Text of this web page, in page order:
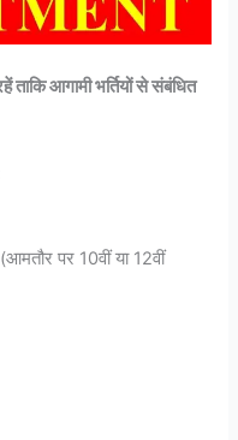
आगामी भर्तियों से संबंधित
पर 10वीं या 12वीं